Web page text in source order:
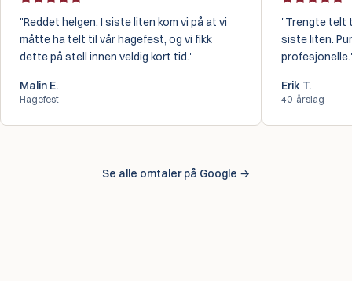
Reddet helgen. I siste liten kom vi på at vi
måtte ha telt til vår hagefest, og vi fikk
dette på stell innen veldig kort tid.
Malin E.
Hagefest
Trengte telt
siste liten.
profesjonelle.
Erik T.
40-årslag
Se alle omtaler på Google →